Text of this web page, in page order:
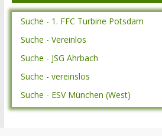
Suche - 1. FFC Turbine Potsdam
Suche - Vereinlos
Suche - JSG Ahrbach
Suche - vereinslos
Suche - ESV München (West)